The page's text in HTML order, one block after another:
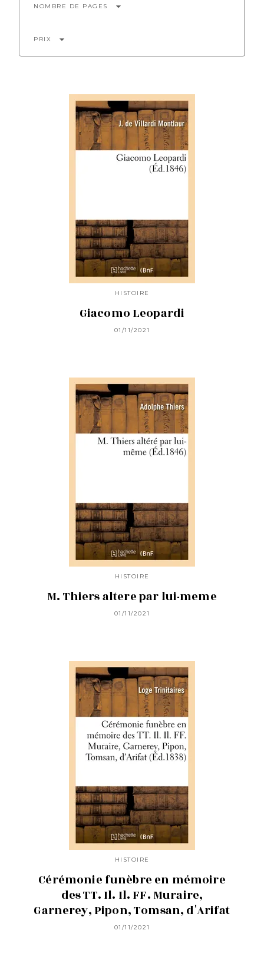
NOMBRE DE PAGES arrow_drop_down
PRIX arrow_drop_down
HISTOIRE
Giacomo Leopardi
01/11/2021
HISTOIRE
M. Thiers altere par lui-meme
01/11/2021
HISTOIRE
Cérémonie funèbre en mémoire
des TT. Il. Il. FF. Muraire,
Garnerey, Pipon, Tomsan, d'Arifat
01/11/2021